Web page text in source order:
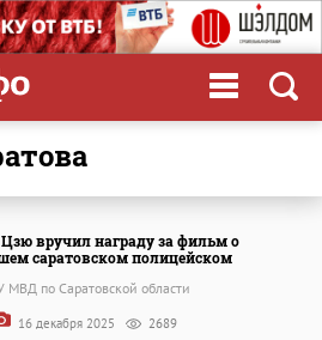
вручил награду за фильм о
саратовском полицейском
МВД по Саратовской области
16 декабря 2025 2689